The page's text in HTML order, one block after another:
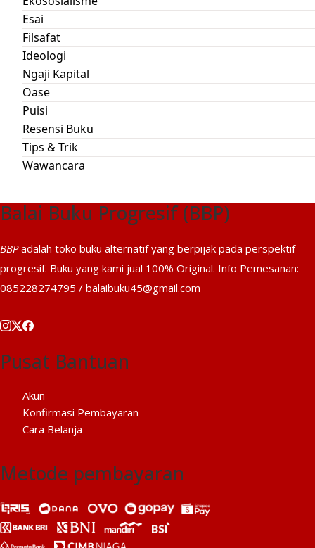
Esai
Filsafat
Ideologi
Ngaji Kapital
Oase
Puisi
Resensi Buku
Tips & Trik
Wawancara
Balai Buku Progresif (BBP)
BBPadalah toko buku alternatif yang berpijak pada perspektif
progresif. Buku yang kami jual 100% Original. Info Pemesanan:
085228274795 / balaibuku45@gmail.com
Pusat Bantuan
Akun
Konfirmasi Pembayaran
Cara Belanja
Metode pembayaran